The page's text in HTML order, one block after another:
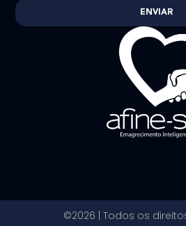
ENVIAR
©2026 | Todos os